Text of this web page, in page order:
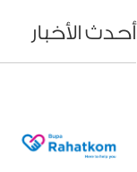
أحدث الأخبار